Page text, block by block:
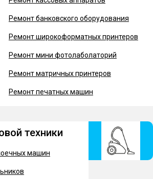
Ремонт банковского оборудования
Ремонт широкоформатных принтеров
Ремонт мини фотолаболаторий
Ремонт матричных принтеров
Ремонт печатных машин
техники
машин